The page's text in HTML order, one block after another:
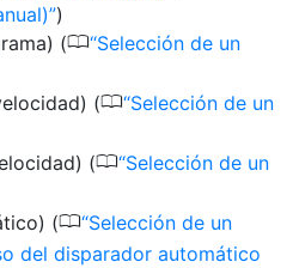
)
(0 Selección de un
(0 Selección de un
(0 Selección de un
(0 Selección de un
del disparador automático